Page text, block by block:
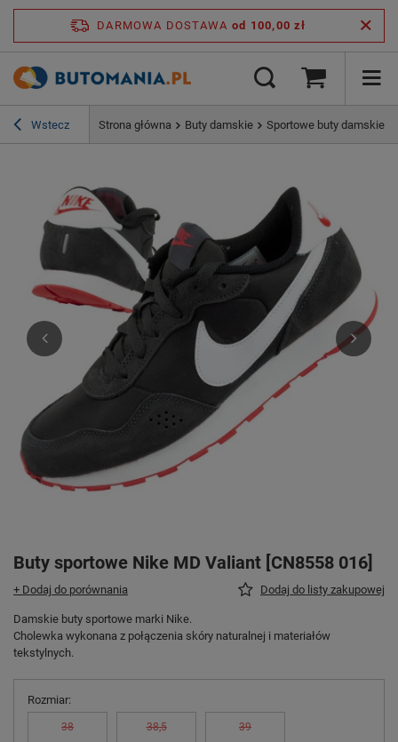
DARMOWA DOSTAWA od 100,00 zł
Wstecz Strona główna Buty damskie Sportowe buty damskie
Buty sportowe Nike MD Valiant [CN8558 016]
+ Dodaj do porównania Dodaj do listy zakupowej
Damskie buty sportowe marki Nike.
Cholewka wykonana z połączenia skóry naturalnej i materiałów
tekstylnych.
Rozmiar
38 38,5 39